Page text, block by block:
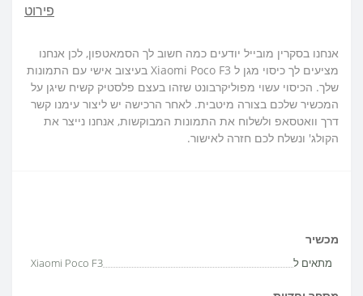
פירוט
אנחנו בסקרין מובייל יודעים כמה חשוב לך הסמאטפון, לכן אנחנו
מציעים לך כיסוי מגן ל Xiaomi Poco F3 בעיצוב אישי עם התמונות
שלך. הכיסוי עשוי מפוליקרבונט שזהו בעצם פלסטיק קשיח שיגן על
המכשיר שלכם בצורה מיטבית. לאחר הרכישה יש ליצור עימנו קשר
דרך וואטסאפ ולשלוח את התמונות המבוקשות, אנחנו נייצר את
הקולג' ונשלח לכם חזרה לאישור.
מכשיר
מתאים ל Xiaomi Poco F3